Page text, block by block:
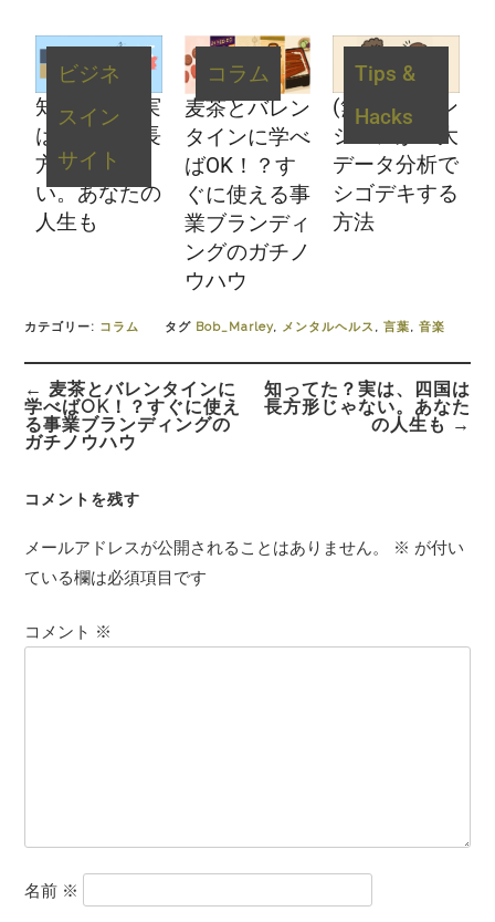
ビジネ
スイン
サイト
知ってた？実
は、四国は長
方形じゃな
い。あなたの
人生も
コラム
麦茶とバレン
タインに学べ
ばOK！？す
ぐに使える事
業ブランディ
ングのガチノ
ウハウ
Tips &
Hacks
(無料) 非エン
ジニアが巨大
データ分析で
シゴデキする
方法
カテゴリー: コラム タグ Bob_Marley, メンタルヘルス , 言葉, 音楽
← 麦茶とバレンタインに
学べばOK！？すぐに使え
る事業ブランディングの
ガチノウハウ
知ってた？実は、四国は
長方形じゃない。あなた
の人生も →
コメントを残す
メールアドレスが公開されることはありません。 ※ が付い
ている欄は必須項目です
コメント ※
名前 ※